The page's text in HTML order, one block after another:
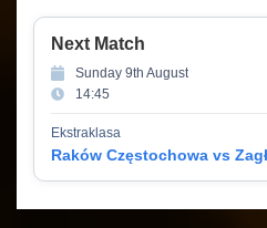
Next Match
Sunday 9th August
14:45
Ekstraklasa
Raków Częstochowa vs